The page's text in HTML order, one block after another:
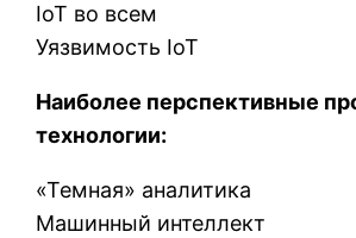
IoT во всем
Уязвимость IoT
Наиболее перспективные
технологии:
«Темная» аналитика
Машинный интеллект